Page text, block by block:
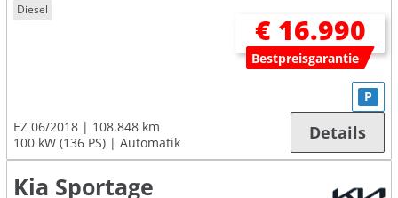
Diesel
€ 16.990
Bestpreisgarantie
EZ 06/2018
108.848 km
100 kW (136 PS)
Automatik
P
Details
Kia Sportage